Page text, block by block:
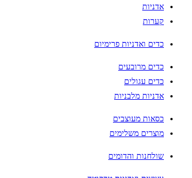
אדניות
קערות
כדים ואדניות פרימיום
כדים מרובעים
כדים עגולים
אדניות מלבניות
כסאות מעוצבים
מוצרים משלימים
שולחנות והדומים